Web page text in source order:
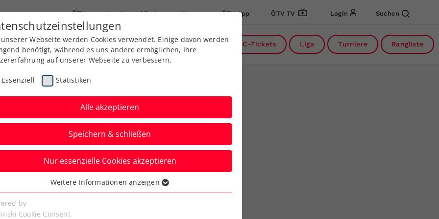
ÖTV Landesverbände News ÖTV App ÖTV TV Login Suchen
Ausbildung Services Über uns Kreise DC-Tickets Liga Turniere Rangliste
für uns alle
Webseite werden Cookies verwendet. Einige davon werden
benötigt, während es uns andere ermöglichen, Ihre
auf unserer Webseite zu verbessern.
Essenziell Statistiken
Alle akzeptieren
Speichern & schließen
Nur essenzielle Cookies akzeptieren
Cookies werden für grundlegende Funktionen der
benötigt. Dadurch ist gewährleistet, dass die Webseite
Weitere Informationen anzeigen
by
Cookie Consent